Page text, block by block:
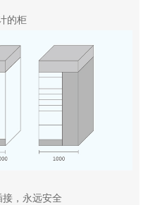
的柜
，永远安全